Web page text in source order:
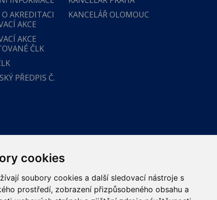
cookies
soubory cookies a další sledovací nástroje s
prostředí, zobrazení přizpůsobeného obsahu a
AKREDITACI
AKCE
AKCE
ČLK
PŘEDPIS Č.
KANCELÁŘ OLOMOUC